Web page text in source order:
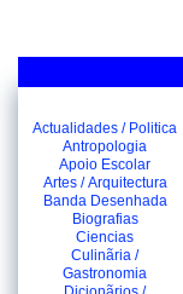
Actualidades / Politica
Antropologia
Apoio Escolar
Artes / Arquitectura
Banda Desenhada
Biografias
Ciencias
Culinãria /
Gastronomia